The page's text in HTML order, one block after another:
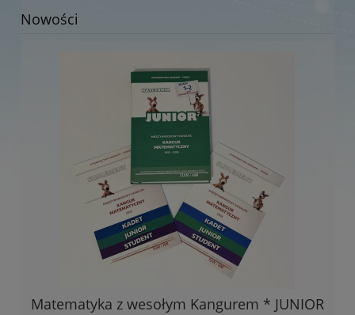
Nowości
Matematyka z wesołym Kangurem * JUNIOR